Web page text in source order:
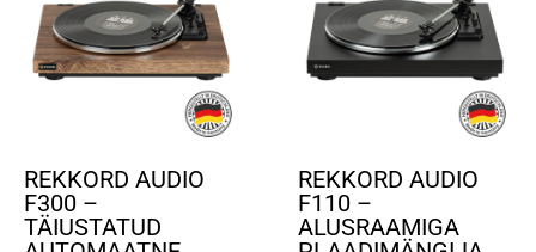
REKKORD AUDIO
F300 –
TÄIUSTATUD
REKKORD AUDIO
F110 –
ALUSRAAMIGA